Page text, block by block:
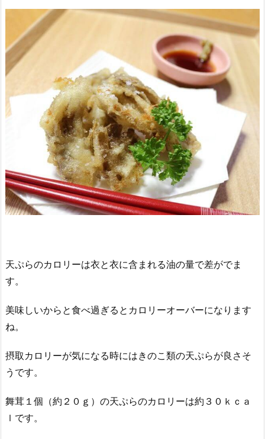
天ぷらのカロリーは衣と衣に含まれる油の量で差がでま
す。
美味しいからと食べ過ぎるとカロリーオーバーになります
ね。
摂取カロリーが気になる時にはきのこ類の天ぷらが良さそ
うです。
舞茸１個（約２０ｇ）の天ぷらのカロリーは約３０ｋｃａ
ｌです。